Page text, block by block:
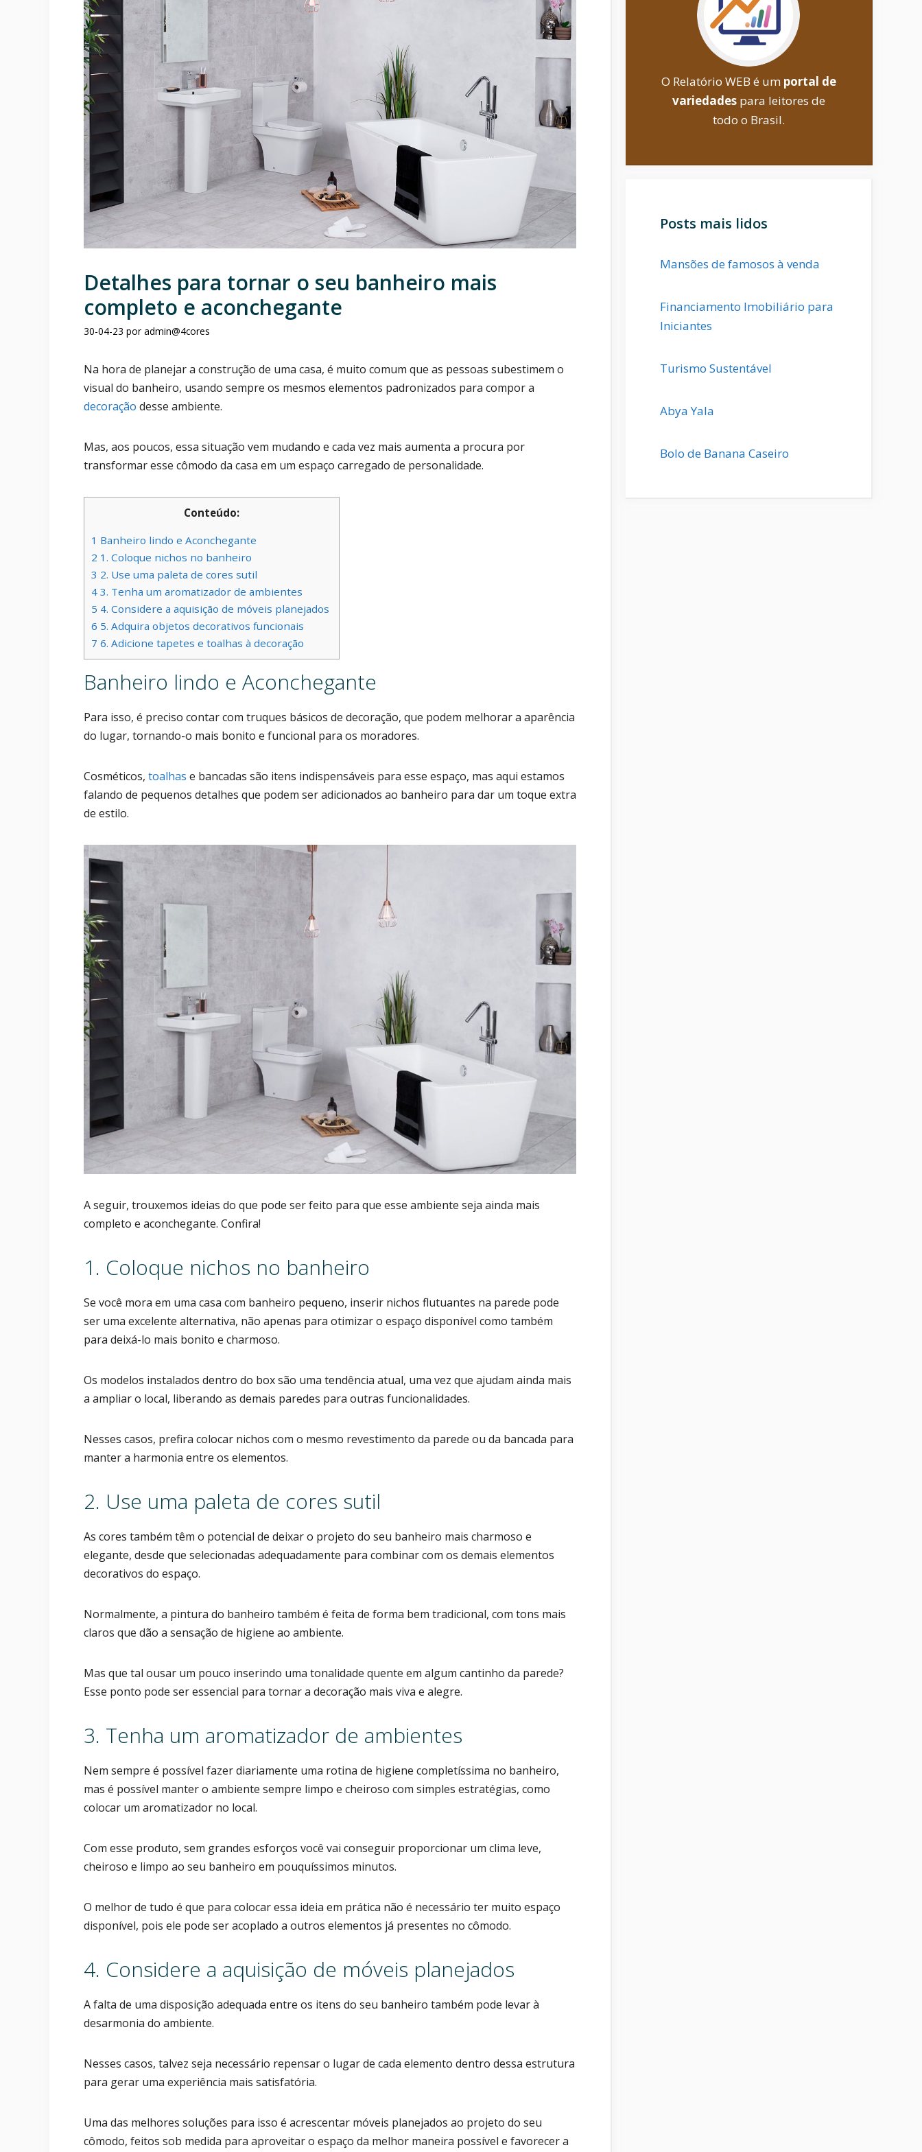
Detalhes para tornar o seu banheiro mais
completo e aconchegante
30-04-23 por admin@4cores
Na hora de planejar a construção de uma casa, é muito comum que as pessoas subestimem o
visual do banheiro, usando sempre os mesmos elementos padronizados para compor a
decoração desse ambiente.
Mas, aos poucos, essa situação vem mudando e cada vez mais aumenta a procura por
transformar esse cômodo da casa em um espaço carregado de personalidade.
Conteúdo:
1 Banheiro lindo e Aconchegante
2 1. Coloque nichos no banheiro
3 2. Use uma paleta de cores sutil
4 3. Tenha um aromatizador de ambientes
5 4. Considere a aquisição de móveis planejados
6 5. Adquira objetos decorativos funcionais
7 6. Adicione tapetes e toalhas à decoração
Banheiro lindo e Aconchegante
Para isso, é preciso contar com truques básicos de decoração, que podem melhorar a aparência
do lugar, tornando-o mais bonito e funcional para os moradores.
Cosméticos, toalhas e bancadas são itens indispensáveis para esse espaço, mas aqui estamos
falando de pequenos detalhes que podem ser adicionados ao banheiro para dar um toque extra
de estilo.
A seguir, trouxemos ideias do que pode ser feito para que esse ambiente seja ainda mais
completo e aconchegante. Confira!
1. Coloque nichos no banheiro
Se você mora em uma casa com banheiro pequeno, inserir nichos flutuantes na parede pode
ser uma excelente alternativa, não apenas para otimizar o espaço disponível como também
para deixá-lo mais bonito e charmoso.
Os modelos instalados dentro do box são uma tendência atual, uma vez que ajudam ainda mais
a ampliar o local, liberando as demais paredes para outras funcionalidades.
Nesses casos, prefira colocar nichos com o mesmo revestimento da parede ou da bancada para
manter a harmonia entre os elementos.
2. Use uma paleta de cores sutil
As cores também têm o potencial de deixar o projeto do seu banheiro mais charmoso e
elegante, desde que selecionadas adequadamente para combinar com os demais elementos
decorativos do espaço.
Normalmente, a pintura do banheiro também é feita de forma bem tradicional, com tons mais
claros que dão a sensação de higiene ao ambiente.
Mas que tal ousar um pouco inserindo uma tonalidade quente em algum cantinho da parede?
Esse ponto pode ser essencial para tornar a decoração mais viva e alegre.
3. Tenha um aromatizador de ambientes
Nem sempre é possível fazer diariamente uma rotina de higiene completíssima no banheiro,
mas é possível manter o ambiente sempre limpo e cheiroso com simples estratégias, como
colocar um aromatizador no local.
Com esse produto, sem grandes esforços você vai conseguir proporcionar um clima leve,
cheiroso e limpo ao seu banheiro em pouquíssimos minutos.
O melhor de tudo é que para colocar essa ideia em prática não é necessário ter muito espaço
disponível, pois ele pode ser acoplado a outros elementos já presentes no cômodo.
4. Considere a aquisição de móveis planejados
A falta de uma disposição adequada entre os itens do seu banheiro também pode levar à
desarmonia do ambiente.
Nesses casos, talvez seja necessário repensar o lugar de cada elemento dentro dessa estrutura
para gerar uma experiência mais satisfatória.
Uma das melhores soluções para isso é acrescentar móveis planejados ao projeto do seu
cômodo, feitos sob medida para aproveitar o espaço da melhor maneira possível e favorecer a
O Relatório WEB é um portal de
variedadespara leitores de
todo o Brasil.
Posts mais lidos
Mansões de famosos à venda
Financiamento Imobiliário para
Iniciantes
Turismo Sustentável
Abya Yala
Bolo de Banana Caseiro